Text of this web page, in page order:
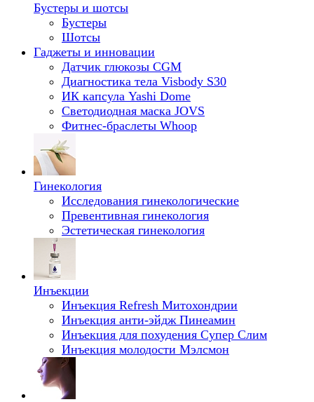
Бустеры и шотсы
Бустеры
Шотсы
Гаджеты и инновации
Датчик глюкозы CGM
Диагностика тела Visbody S30
ИК капсула Yashi Dome
Светодиодная маска JOVS
Фитнес-браслеты Whoop
Гинекология
Исследования гинекологические
Превентивная гинекология
Эстетическая гинекология
Инъекции
Инъекция Refresh Митохондрии
Инъекция анти-эйдж Пинеамин
Инъекция для похудения Супер Слим
Инъекция молодости Мэлсмон